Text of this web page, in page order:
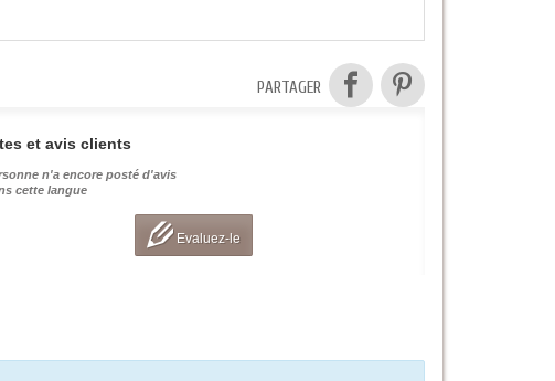
PARTAGER
et avis clients
n'a encore posté d'avis
cette langue
Evaluez-le